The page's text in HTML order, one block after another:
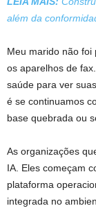
além da
Meu marido não foi
os aparelhos de
saúde para ver
é se continuamos
base quebrada ou
As organizações
IA. Eles começam
plataforma
integrada no